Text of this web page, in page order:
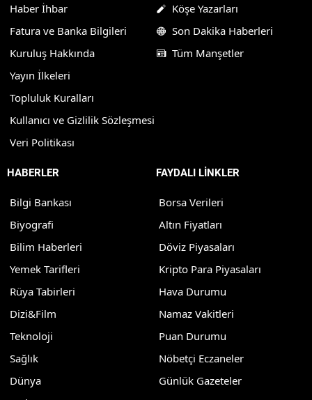
Haber İhbar
Fatura ve Banka Bilgileri
Kuruluş Hakkında
Yayın İlkeleri
Topluluk Kuralları
Kullanıcı ve Gizlilik Sözleşmesi
Veri Politikası
Köşe Yazarları
Son Dakika Haberleri
Tüm Manşetler
HABERLER
Bilgi Bankası
Biyografi
Bilim Haberleri
Yemek Tarifleri
Rüya Tabirleri
Dizi&Film
Teknoloji
Sağlık
Dünya
FAYDALI LİNKLER
Borsa Verileri
Altın Fiyatları
Döviz Piyasaları
Kripto Para Piyasaları
Hava Durumu
Namaz Vakitleri
Puan Durumu
Nöbetçi Eczaneler
Günlük Gazeteler